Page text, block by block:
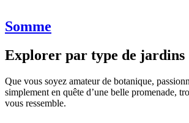
Somme
Explorer par type de jardins
Que vous soyez amateur de botanique,
simplement en quête d’une belle promenade,
vous ressemble.